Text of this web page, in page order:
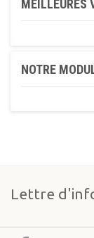
MEILLEURES
NOTRE
Lettre